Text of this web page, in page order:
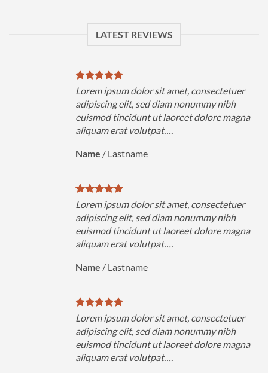
LATEST REVIEWS
Lorem ipsum dolor sit amet, consectetuer
adipiscing elit, sed diam nonummy nibh
euismod tincidunt ut laoreet dolore magna
aliquam erat volutpat….
Name / Lastname
Lorem ipsum dolor sit amet, consectetuer
adipiscing elit, sed diam nonummy nibh
euismod tincidunt ut laoreet dolore magna
aliquam erat volutpat….
Name / Lastname
Lorem ipsum dolor sit amet, consectetuer
adipiscing elit, sed diam nonummy nibh
euismod tincidunt ut laoreet dolore magna
aliquam erat volutpat….